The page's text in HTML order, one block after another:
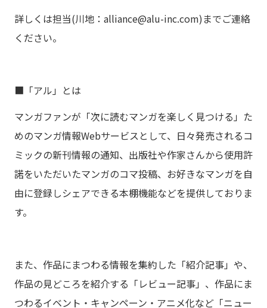
詳しくは担当(川地：alliance@alu-inc.com)までご連絡
ください。
■「アル」とは
マンガファンが「次に読むマンガを楽しく見つける」た
めのマンガ情報Webサービスとして、日々発売されるコ
ミックの新刊情報の通知、出版社や作家さんから使用許
諾をいただいたマンガのコマ投稿、お好きなマンガを自
由に登録しシェアできる本棚機能などを提供しておりま
す。
また、作品にまつわる情報を集約した「紹介記事」や、
作品の見どころを紹介する「レビュー記事」、作品にま
つわるイベント・キャンペーン・アニメ化など「ニュー